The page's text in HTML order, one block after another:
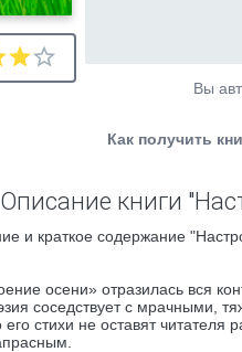
Вы
Как получить
Описание книги
и краткое содержание
осени» отразилась вся
соседствует с мрачными,
стихи не оставят